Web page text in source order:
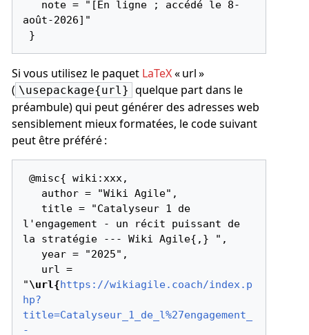
août-2026]"
Si vous utilisez le paquet LaTeX« url »
( \usepackage{url} quelque part dans le
préambule) qui peut générer des adresses web
sensiblement mieux formatées, le code suivant
peut être préféré :
@misc{ wiki:xxx,
l'engagement - un récit puissant de
la stratégie --- Wiki Agile{,} ",
"\url{https://wikiagile.coach/index.p
hp?
title=Catalyseur_1_de_l%27engagement_
-